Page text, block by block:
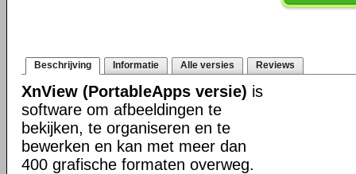
Beschrijving Informatie Alle versies Reviews
XnView (PortableApps versie) is
software om afbeeldingen te
bekijken, te organiseren en te
bewerken en kan met meer dan
400 grafische formaten overweg.